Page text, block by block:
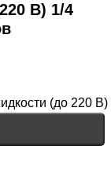
В) 1/4
(до 220